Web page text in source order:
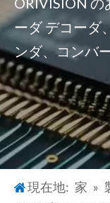
ーダ デコーダ
ンダ、コンバー
現在地: 家 »